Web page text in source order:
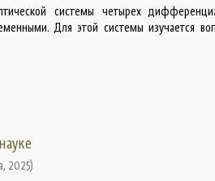
системы четырех
Для этой системы изучается
, 2025)